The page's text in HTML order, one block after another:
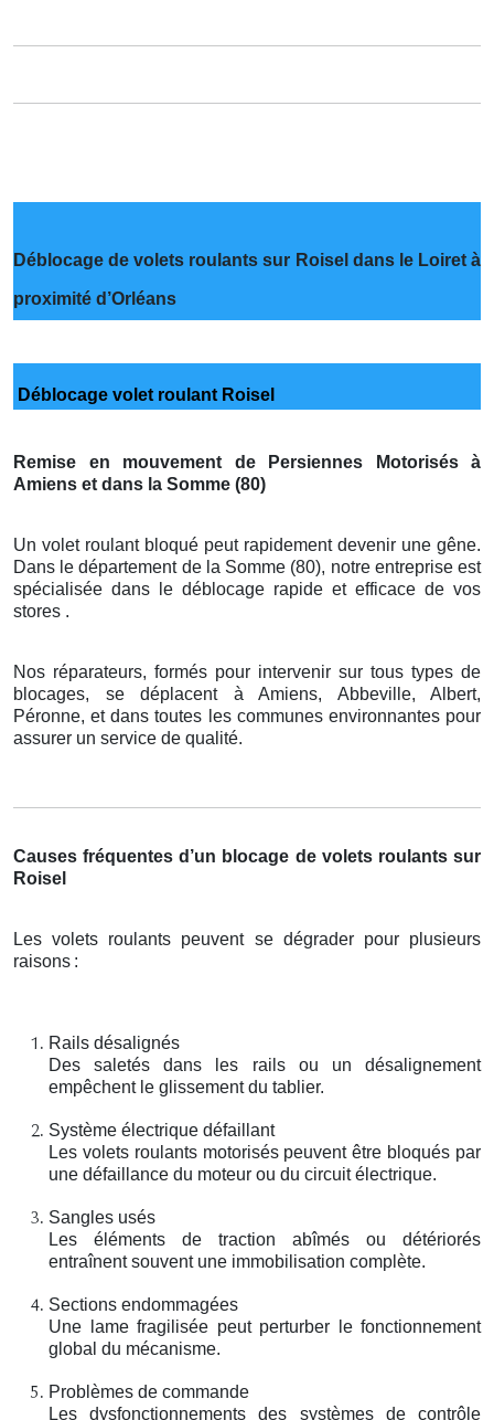
Déblocage de volets roulants sur Roisel dans le Loiret à
proximité d’Orléans
Déblocage volet roulant Roisel
Remise en mouvement de Persiennes Motorisés à
Amiens et dans la Somme (80)
Un volet roulant bloqué peut rapidement devenir une gêne.
Dans le département de la Somme (80), notre entreprise est
spécialisée dans le déblocage rapide et efficace de vos
stores .
Nos réparateurs, formés pour intervenir sur tous types de
blocages, se déplacent à Amiens, Abbeville, Albert,
Péronne, et dans toutes les communes environnantes pour
assurer un service de qualité.
Causes fréquentes d’un blocage de volets roulants sur
Roisel
Les volets roulants peuvent se dégrader pour plusieurs
raisons :
Rails désalignés
Des saletés dans les rails ou un désalignement
empêchent le glissement du tablier.
Système électrique défaillant
Les volets roulants motorisés peuvent être bloqués par
une défaillance du moteur ou du circuit électrique.
Sangles usés
Les éléments de traction abîmés ou détériorés
entraînent souvent une immobilisation complète.
Sections endommagées
Une lame fragilisée peut perturber le fonctionnement
global du mécanisme.
Problèmes de commande
Les dysfonctionnements des systèmes de contrôle